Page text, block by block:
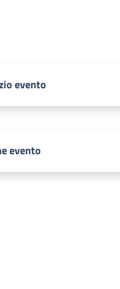
evento
evento